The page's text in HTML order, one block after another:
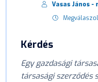
Vasas János -
Kérdés
Egy gazdasági
társasági szerződés